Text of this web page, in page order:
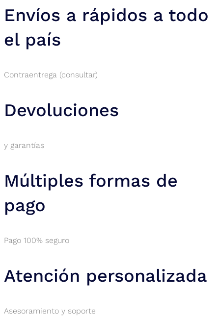
Envíos a rápidos a todo
el país
Contraentrega (consultar)
Devoluciones
y garantías
Múltiples formas de
pago
Pago 100% seguro
Atención personalizada
Asesoramiento y soporte